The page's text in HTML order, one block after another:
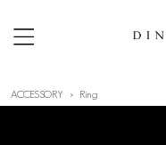
ACCESSORY Ring